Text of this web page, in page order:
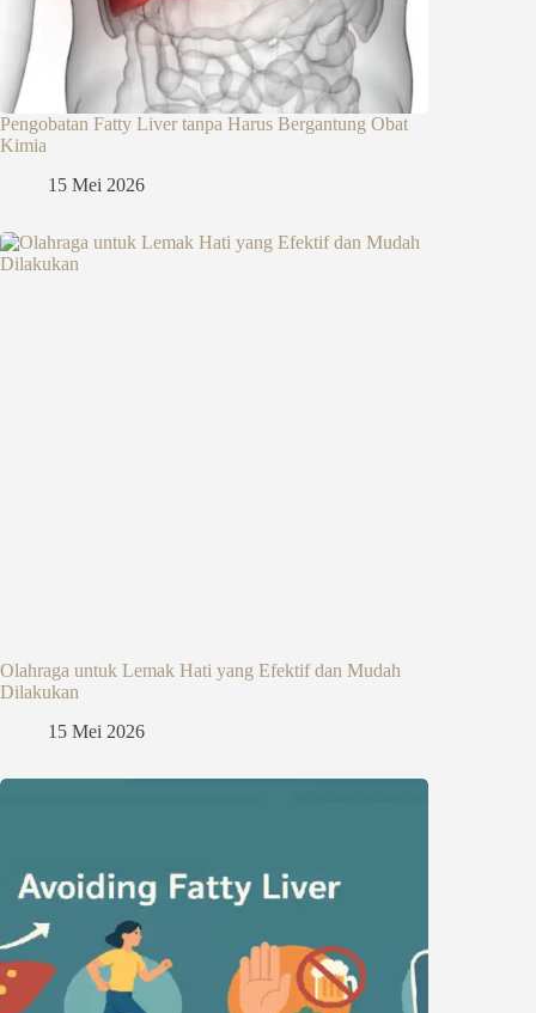
Pengobatan Fatty Liver tanpa Harus Bergantung Obat
Kimia
15 Mei 2026
Olahraga untuk Lemak Hati yang Efektif dan Mudah
Dilakukan
15 Mei 2026